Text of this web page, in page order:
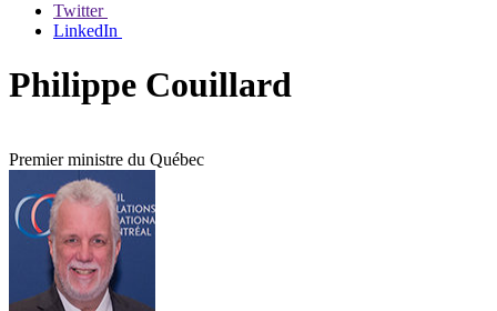
Twitter
LinkedIn
Philippe Couillard
Premier ministre du Québec